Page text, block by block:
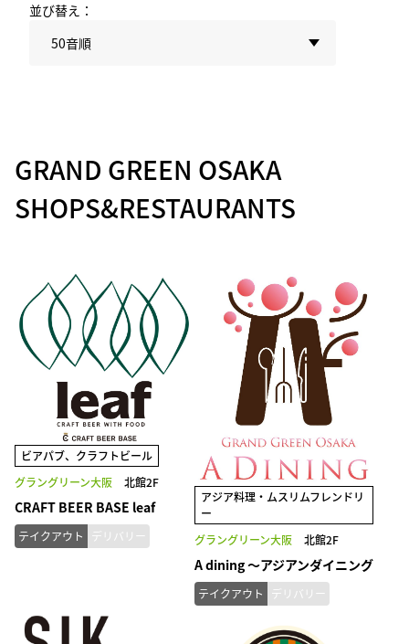
並び替え：
50音順
GRAND GREEN OSAKA
SHOPS&RESTAURANTS
ビアパブ、クラフトビール
グラングリーン大阪
北館2F
CRAFT BEER BASE leaf
テイクアウト デリバリー
アジア料理・ムスリムフレンドリ
ー
グラングリーン大阪
北館2F
A dining ～アジアンダイニング
テイクアウト デリバリー